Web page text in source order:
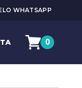
WHATSAPP
0